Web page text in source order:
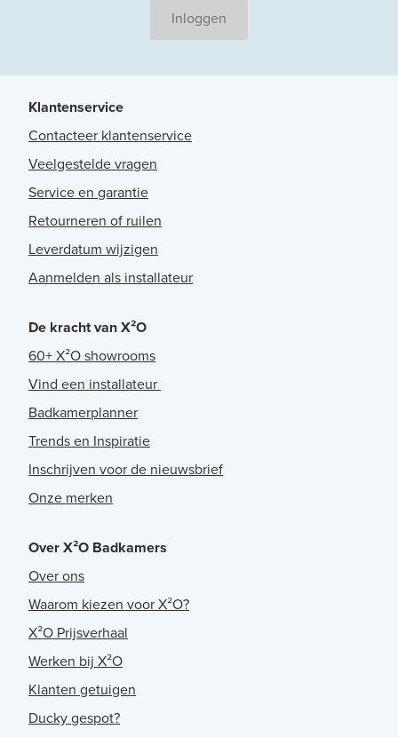
Inloggen
Klantenservice
Contacteer klantenservice
Veelgestelde vragen
Service en garantie
Retourneren of ruilen
Leverdatum wijzigen
Aanmelden als installateur
De kracht van X²O
60+ X²O showrooms
Vind een installateur
Badkamerplanner
Trends en Inspiratie
Inschrijven voor de nieuwsbrief
Onze merken
Over X²O Badkamers
Over ons
Waarom kiezen voor X²O?
X²O Prijsverhaal
Werken bij X²O
Klanten getuigen
Ducky gespot?